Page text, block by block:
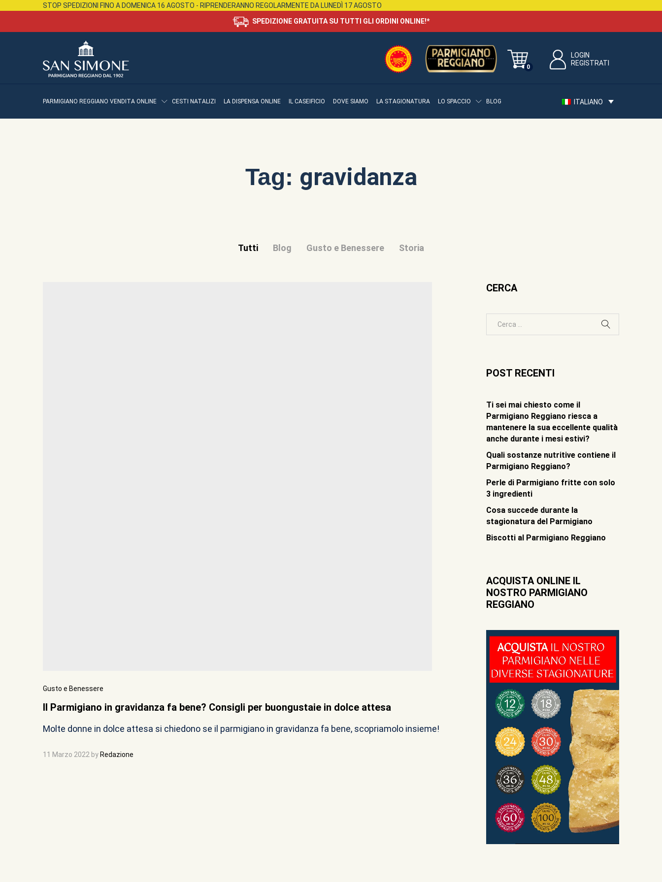
STOP SPEDIZIONI FINO A DOMENICA 16 AGOSTO - RIPRENDERANNO REGOLARMENTE DA LUNEDÌ 17 AGOSTO
SPEDIZIONE GRATUITA SU TUTTI GLI ORDINI ONLINE!*
0
LOGIN
REGISTRATI
PARMIGIANO REGGIANO VENDITA ONLINE CESTI NATALIZI LA DISPENSA ONLINE IL CASEIFICIO DOVE SIAMO LA STAGIONATURA LO SPACCIO BLOG ITALIANO
Tag: gravidanza
Tutti Blog Gusto e Benessere Storia
Gusto e Benessere
Il Parmigiano in gravidanza fa bene? Consigli per buongustaie in dolce attesa
Molte donne in dolce attesa si chiedono se il parmigiano in gravidanza fa bene, scopriamolo insieme!
11 Marzo 2022 by Redazione
CERCA
POST RECENTI
Ti sei mai chiesto come il
Parmigiano Reggiano riesca a
mantenere la sua eccellente qualità
anche durante i mesi estivi?
Quali sostanze nutritive contiene il
Parmigiano Reggiano?
Perle di Parmigiano fritte con solo
3 ingredienti
Cosa succede durante la
stagionatura del Parmigiano
Biscotti al Parmigiano Reggiano
ACQUISTA ONLINE IL
NOSTRO PARMIGIANO
REGGIANO